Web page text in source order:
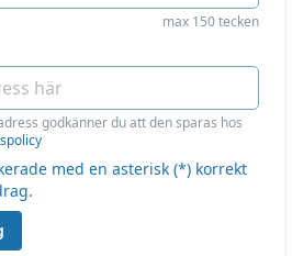
max 150 tecken
godkänner du att den sparas hos
med en asterisk (*) korrekt